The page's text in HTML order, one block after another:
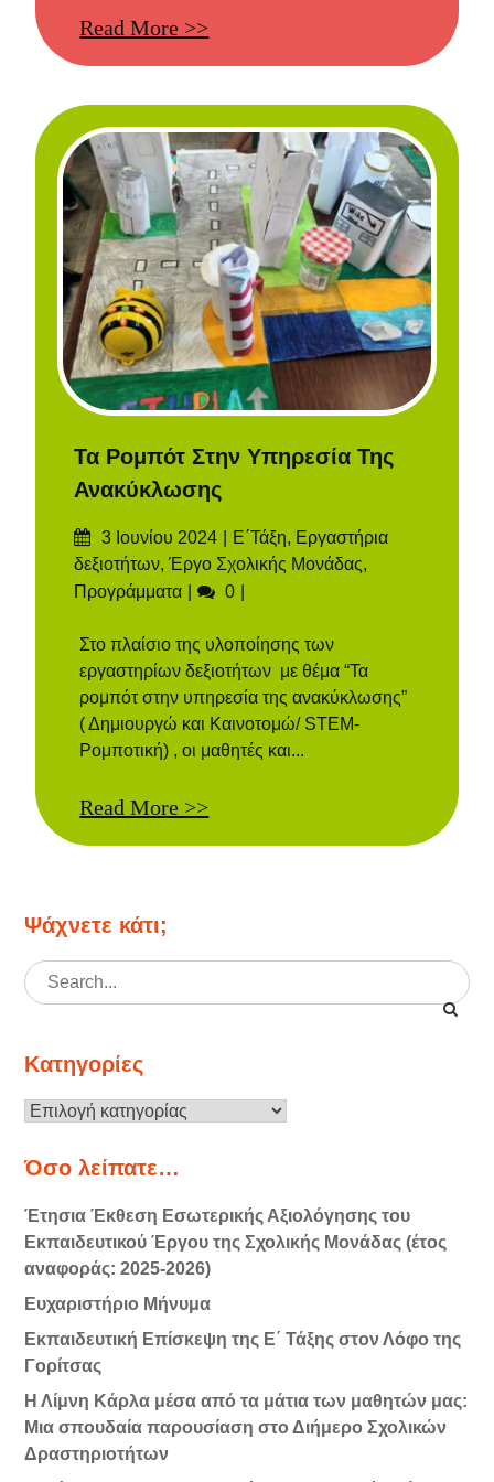
Read More >>
Τα Ρομπότ Στην Υπηρεσία Της
Ανακύκλωσης
Δημοσιεύτηκε
στις
3 Ιουνίου 2024 Categories
Ε΄Τάξη, Εργαστήρια
δεξιοτήτων,Έργο Σχολικής Μονάδας,
Προγράμματα
Σχόλια
0
Στο πλαίσιο της υλοποίησης των
εργαστηρίων δεξιοτήτων με θέμα “Τα
ρομπότ στην υπηρεσία της ανακύκλωσης”
( Δημιουργώ και Καινοτομώ/ STEM-
Ρομποτική) , οι μαθητές και...
Read More >>
Ψάχνετε κάτι;
Search
for:
Κατηγορίες
Κατηγορίες
Όσο λείπατε…
Έτησια Έκθεση Εσωτερικής Αξιολόγησης του
Εκπαιδευτικού Έργου της Σχολικής Μονάδας (έτος
αναφοράς: 2025-2026)
Ευχαριστήριο Μήνυμα
Εκπαιδευτική Επίσκεψη της Ε΄ Τάξης στον Λόφο της
Γορίτσας
Η Λίμνη Κάρλα μέσα από τα μάτια των μαθητών μας:
Μια σπουδαία παρουσίαση στο Διήμερο Σχολικών
Δραστηριοτήτων